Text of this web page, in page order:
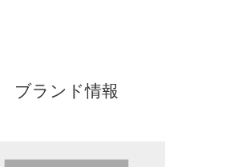
ブランド情報